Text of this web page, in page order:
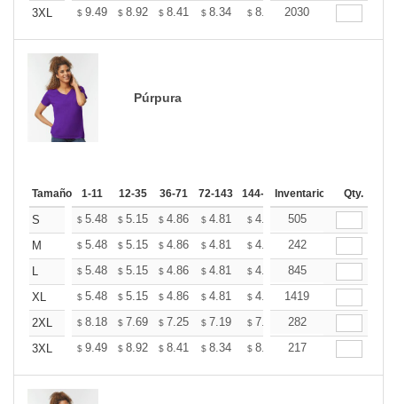
3XL
$ 9.49 $ 8.92 $ 8.41 $ 8.34 $ 8.20 $8.12
2030
Púrpura
Tamaño 1-11 12-35 36-71 72-143 144-287 288 + Más
Inventario Qty.
S $ 5.48 $ 5.15 $ 4.86 $ 4.81 $ 4.73 $4.69
505
M
$ 5.48 $ 5.15 $ 4.86 $ 4.81 $ 4.73 $4.69
242
L
$ 5.48 $ 5.15 $ 4.86 $ 4.81 $ 4.73 $4.69
845
XL
$ 5.48 $ 5.15 $ 4.86 $ 4.81 $ 4.73 $4.69
1419
2XL
$ 8.18 $ 7.69 $ 7.25 $ 7.19 $ 7.07 $7.01
282
3XL
$ 9.49 $ 8.92 $ 8.41 $ 8.34 $ 8.20 $8.12
217